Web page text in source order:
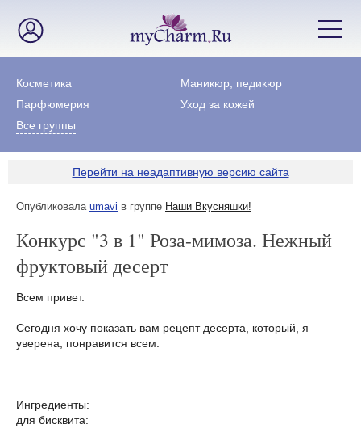
Косметика
Маникюр, педикюр
Парфюмерия
Уход за кожей
Все группы
Перейти на неадаптивную версию сайта
Опубликовала umavi в группе Наши Вкусняшки!
Конкурс "3 в 1" Роза-мимоза. Нежный
фруктовый десерт
Всем привет.
Сегодня хочу показать вам рецепт десерта, который, я
уверена, понравится всем.
Ингредиенты:
для бисквита: